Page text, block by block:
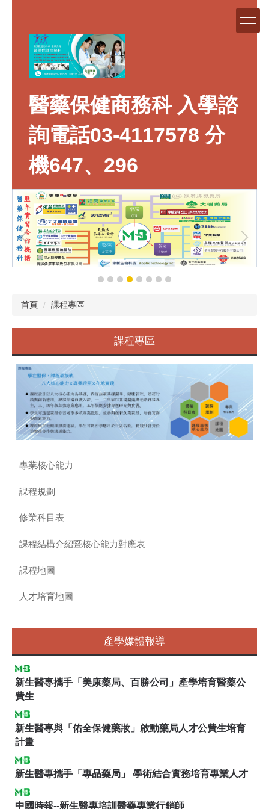
醫藥保健商務科 入學諮
詢電話03-4117578 分
機647、296
首頁 課程專區
課程專區
專業核心能力
課程規劃
修業科目表
課程結構介紹暨核心能力對應表
課程地圖
人才培育地圖
產學媒體報導
新生醫專攜手「美康藥局、百勝公司」產學培育醫藥公
費生
新生醫專與「佑全保健藥妝」啟動藥局人才公費生培育
計畫
新生醫專攜手「專品藥局」 學術結合實務培育專業人才
中國時報--新生醫專培訓醫藥專業行銷師